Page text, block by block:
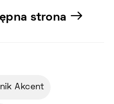
strona
Akcent